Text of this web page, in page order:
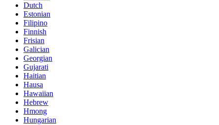
Dutch
Estonian
Filipino
Finnish
Frisian
Galician
Georgian
Gujarati
Haitian
Hausa
Hawaiian
Hebrew
Hmong
Hungarian